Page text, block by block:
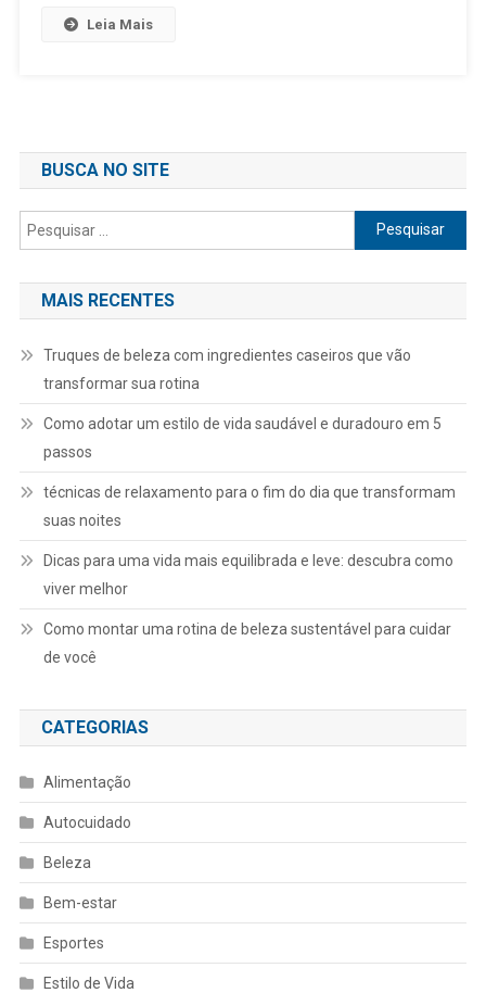
Leia Mais
BUSCA NO SITE
Pesquisar
por:
MAIS RECENTES
Truques de beleza com ingredientes caseiros que vão
transformar sua rotina
Como adotar um estilo de vida saudável e duradouro em 5
passos
técnicas de relaxamento para o fim do dia que transformam
suas noites
Dicas para uma vida mais equilibrada e leve: descubra como
viver melhor
Como montar uma rotina de beleza sustentável para cuidar
de você
CATEGORIAS
Alimentação
Autocuidado
Beleza
Bem-estar
Esportes
Estilo de Vida